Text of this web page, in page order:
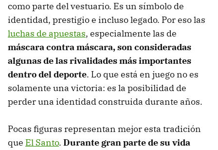
como parte del vestuario. Es un símbolo de
identidad, prestigio e incluso legado. Por eso las
luchas de apuestas, especialmente las de
máscara contra máscara, son consideradas
algunas de las rivalidades más importantes
dentro del deporte. Lo que está en juego no es
solamente una victoria: es la posibilidad de
perder una identidad construida durante años.
Pocas figuras representan mejor esta tradición
que El Santo. Durante gran parte de su vida